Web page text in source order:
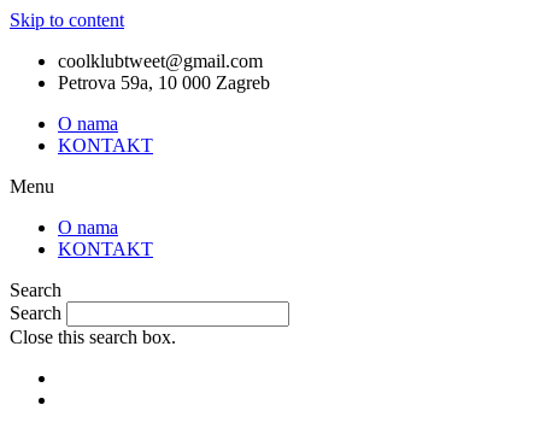
Skip to content
coolklubtweet@gmail.com
Petrova 59a, 10 000 Zagreb
O nama
KONTAKT
Menu
O nama
KONTAKT
Search
Search
Close this search box.